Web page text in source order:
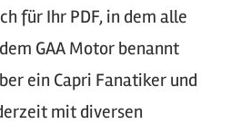
für Ihr PDF, in dem alle
GAA Motor benannt
ein Capri Fanatiker und
mit diversen